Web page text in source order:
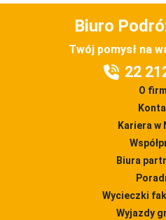
Biuro
Twój pomysł na
22
O
Kariera w
Biura
Wycieczki
Wyjazdy